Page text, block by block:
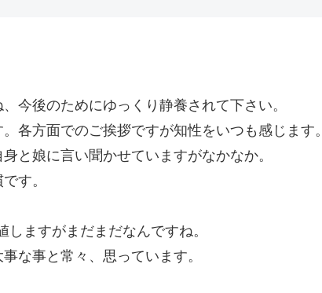
今後のためにゆっくり静養されて下さい。
各方面でのご挨拶ですが知性をいつも感じます。
と娘に言い聞かせていますがなかなか。
す。
ますがまだまだなんですね。
な事と常々、思っています。